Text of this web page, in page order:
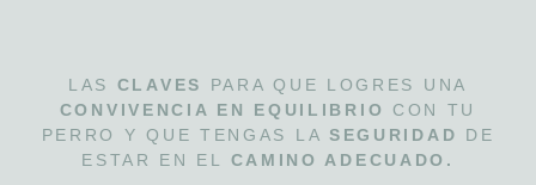
LAS CLAVES
PARA QUE LOGRES UNA
CONVIVENCIA EN EQUILIBRIO
CON TU
PERRO Y QUE TENGAS LA SEGURIDAD
DE
ESTAR EN EL CAMINO ADECUADO.